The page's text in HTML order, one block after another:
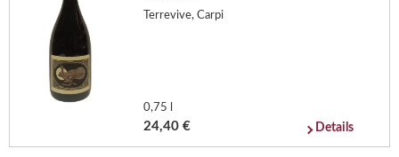
Terrevive, Carpi
0,75 l
24,40 € Details